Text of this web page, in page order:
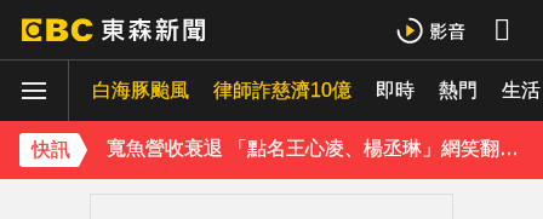
白海豚颱風 律師詐慈濟10億 即時 熱門 生活
快訊
《理財達人秀》X 安聯投信免費講座報名中！搶先卡位 2027
寬魚營收衰退 「點名王心凌、楊丞琳」網笑翻：太誠實